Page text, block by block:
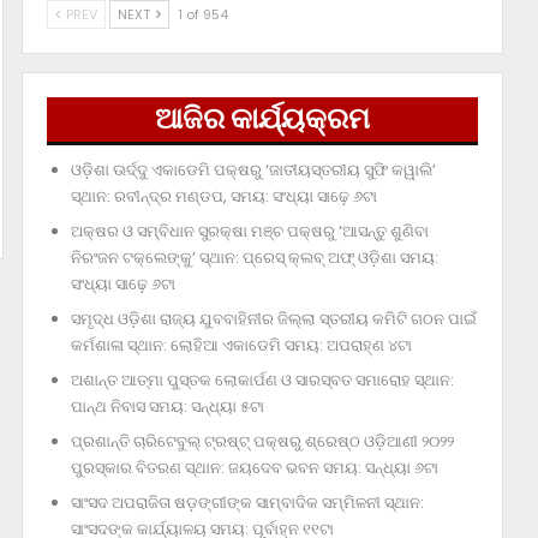
PREV NEXT 1 of 954
ଆଜିର କାର୍ଯ୍ୟକ୍ରମ
ଓଡ଼ିଶା ଊର୍ଦ୍ଦୁ ଏକାଡେମି ପକ୍ଷରୁ ‘ଜାତୀୟସ୍ତରୀୟ ସୁଫି କୱାଲି’
ସ୍ଥାନ: ରବୀନ୍ଦ୍ର ମଣ୍ଡପ, ସମୟ: ସଂଧ୍ୟା ସାଢ଼େ ୬ଟା
ଅକ୍ଷର ଓ ସମ୍ବିଧାନ ସୁରକ୍ଷା ମଞ୍ଚ ପକ୍ଷରୁ ‘ଆସନ୍ତୁ ଶୁଣିବା
ନିରଂଜନ ଟକ୍‌ଲେଙ୍କୁ’ ସ୍ଥାନ: ପ୍ରେସ୍‌ କ୍ଲବ୍‌ ଅଫ୍‌ ଓଡ଼ିଶା ସମୟ:
ସଂଧ୍ୟା ସାଢ଼େ ୬ଟା
ସମୃଦ୍ଧ ଓଡ଼ିଶା ରାଜ୍ୟ ଯୁବବାହିନୀର ଜିଲ୍ଲା ସ୍ତରୀୟ କମିଟି ଗଠନ ପାଇଁ
କର୍ମଶାଳା ସ୍ଥାନ: ଲୋହିଆ ଏକାଡେମି ସମୟ: ଅପରାହ୍‌ଣ ୪ଟା
ଅଶାନ୍ତ ଆତ୍ମା ପୁସ୍ତକ ଲୋକାର୍ପଣ ଓ ସାରସ୍ବତ ସମାରୋହ ସ୍ଥାନ:
ପାନ୍ଥ ନିବାସ ସମୟ: ସନ୍ଧ୍ୟା ୫ଟା
ପ୍ରଶାନ୍ତି ଚାରିଟେବୁଲ୍‌ ଟ୍ରଷ୍ଟ୍‌ ପକ୍ଷରୁ ଶ୍ରେଷ୍ଠ ଓଡ଼ିଆଣୀ ୨୦୨୨
ପୁରସ୍କାର ବିତରଣ ସ୍ଥାନ: ଜୟଦେବ ଭବନ ସମୟ: ସନ୍ଧ୍ୟା ୬ଟା
ସାଂସଦ ଅପରାଜିତା ଷଡ଼ଙ୍ଗୀଙ୍କ ସାମ୍ବାଦିକ ସମ୍ମିଳନୀ ସ୍ଥାନ:
ସାଂସଦଙ୍କ କାର୍ଯ୍ୟାଳୟ ସମୟ: ପୂର୍ବାହ୍ନ ୧୧ଟା